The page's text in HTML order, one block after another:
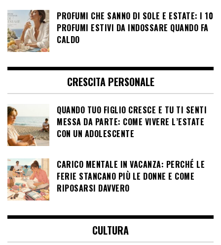
PROFUMI CHE SANNO DI SOLE E ESTATE: I 10
PROFUMI ESTIVI DA INDOSSARE QUANDO FA
CALDO
CRESCITA PERSONALE
QUANDO TUO FIGLIO CRESCE E TU TI SENTI
MESSA DA PARTE: COME VIVERE L’ESTATE
CON UN ADOLESCENTE
CARICO MENTALE IN VACANZA: PERCHÉ LE
FERIE STANCANO PIÙ LE DONNE E COME
RIPOSARSI DAVVERO
CULTURA